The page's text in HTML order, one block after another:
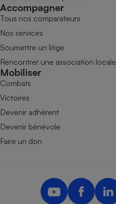
Accompagner
Tous nos comparateurs
Nos services
Soumettre un litige
Rencontrer une association locale
Mobiliser
Combats
Victoires
Devenir adhérent
Devenir bénévole
Faire un don